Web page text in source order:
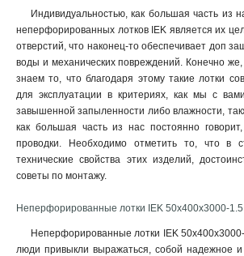
Индивидуальностью, как большая часть из
неперфорированных лотков IEK является их
отверстий, что наконец-то обеспечивает доп
воды и механических повреждений. Конечно
знаем то, что благодаря этому такие лотки
для эксплуатации в критериях, как мы с
завышенной запыленности либо влажности,
как большая часть из нас постоянно
проводки. Необходимо отметить то, что в
технические свойства этих изделий,
советы по монтажу.
Неперфорированные лотки IEK 50х400х3000-1.5
Неперфорированные лотки IEK
люди привыкли выражаться, собой надежное